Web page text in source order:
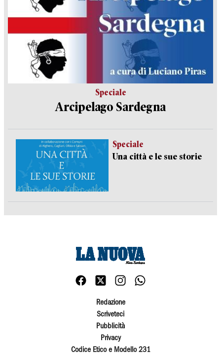
Speciale
Arcipelago Sardegna
Speciale
Una città e le sue storie
Redazione
Scriveteci
Pubblicità
Privacy
Codice Etico e Modello 231